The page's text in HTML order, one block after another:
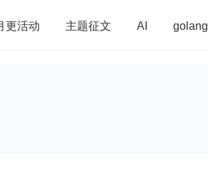
更活动 主题征文 AI golang